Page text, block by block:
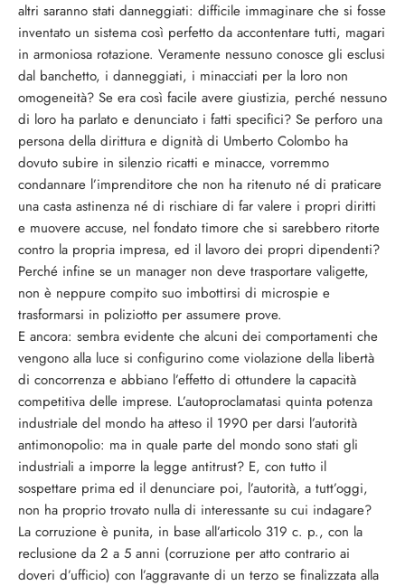
altri saranno stati danneggiati: difficile immaginare che si fosse
inventato un sistema così perfetto da accontentare tutti, magari
in armoniosa rotazione. Veramente nessuno conosce gli esclusi
dal banchetto, i danneggiati, i minacciati per la loro non
omogeneità? Se era così facile avere giustizia, perché nessuno
di loro ha parlato e denunciato i fatti specifici? Se perforo una
persona della dirittura e dignità di Umberto Colombo ha
dovuto subire in silenzio ricatti e minacce, vorremmo
condannare l’imprenditore che non ha ritenuto né di praticare
una casta astinenza né di rischiare di far valere i propri diritti
e muovere accuse, nel fondato timore che si sarebbero ritorte
contro la propria impresa, ed il lavoro dei propri dipendenti?
Perché infine se un manager non deve trasportare valigette,
non è neppure compito suo imbottirsi di microspie e
trasformarsi in poliziotto per assumere prove.
E ancora: sembra evidente che alcuni dei comportamenti che
vengono alla luce si configurino come violazione della libertà
di concorrenza e abbiano l’effetto di ottundere la capacità
competitiva delle imprese. L’autoproclamatasi quinta potenza
industriale del mondo ha atteso il 1990 per darsi l’autorità
antimonopolio: ma in quale parte del mondo sono stati gli
industriali a imporre la legge antitrust? E, con tutto il
sospettare prima ed il denunciare poi, l’autorità, a tutt’oggi,
non ha proprio trovato nulla di interessante su cui indagare?
La corruzione è punita, in base all’articolo 319 c. p., con la
reclusione da 2 a 5 anni (corruzione per atto contrario ai
doveri d’ufficio) con l’aggravante di un terzo se finalizzata alla